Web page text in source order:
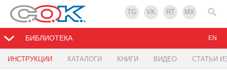
TG VK RT MX
БИБЛИОТЕКА
ИНСТРУКЦИИ КАТАЛОГИ КНИГИ ВИДЕО СТАТЬИ
EN